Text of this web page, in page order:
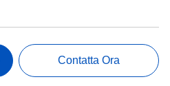
Contatta Ora